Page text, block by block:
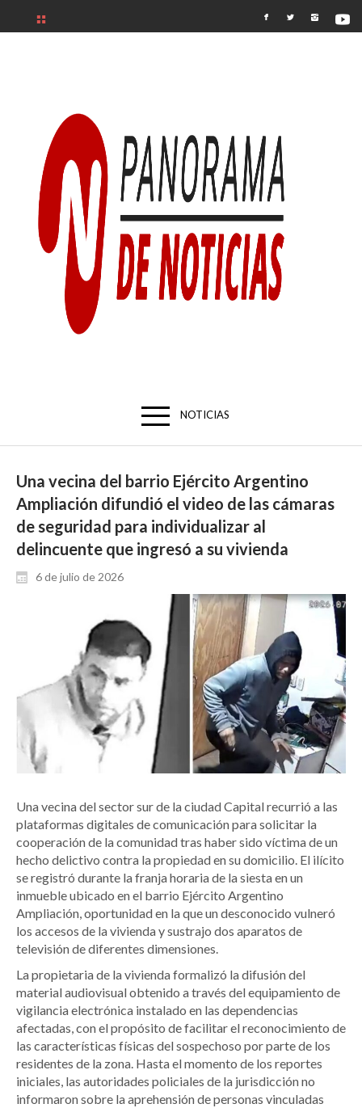
NOTICIAS
Una vecina del barrio Ejército Argentino
Ampliación difundió el video de las cámaras
de seguridad para individualizar al
delincuente que ingresó a su vivienda
6 de julio de 2026
Una vecina del sector sur de la ciudad Capital recurrió a las
plataformas digitales de comunicación para solicitar la
cooperación de la comunidad tras haber sido víctima de un
hecho delictivo contra la propiedad en su domicilio. El ilícito
se registró durante la franja horaria de la siesta en un
inmueble ubicado en el barrio Ejército Argentino
Ampliación, oportunidad en la que un desconocido vulneró
los accesos de la vivienda y sustrajo dos aparatos de
televisión de diferentes dimensiones.
La propietaria de la vivienda formalizó la difusión del
material audiovisual obtenido a través del equipamiento de
vigilancia electrónica instalado en las dependencias
afectadas, con el propósito de facilitar el reconocimiento de
las características físicas del sospechoso por parte de los
residentes de la zona. Hasta el momento de los reportes
iniciales, las autoridades policiales de la jurisdicción no
informaron sobre la aprehensión de personas vinculadas